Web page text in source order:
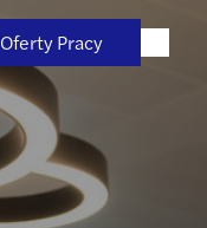
Oferty Pracy